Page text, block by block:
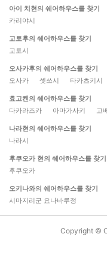
아이 치현의 쉐어하우스를 찾기
카리야시
교토후의 쉐어하우스를 찾기
교토시
오사카후의 쉐어하우스를 찾기
오사카
셋쓰시 타카츠키시
효고켄의 쉐어하우스를 찾기
다카라즈카
아마가사키 고
나라현의 쉐어하우스를 찾기
나라시
후쿠오카 현의 쉐어하우스를 찾기
후쿠오카
오키나와의 쉐어하우스를 찾기
시마지리군 요나바루정
Copyright ©